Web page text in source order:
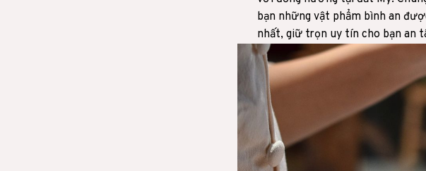
bạn những vật phẩm bình an
nhất, giữ trọn uy tín cho bạn an